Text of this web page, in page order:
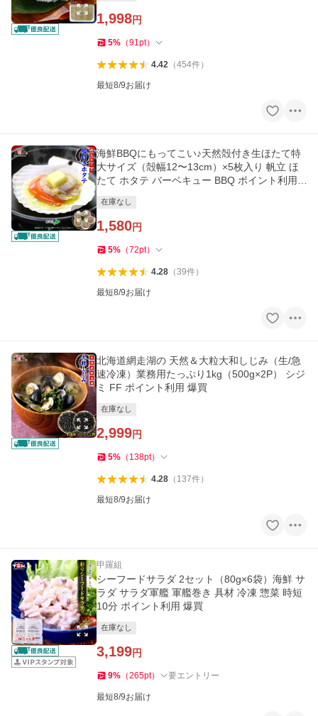
1,998円
5% （91pt）
4.42（454件）
最短8/9お届け
海鮮BBQにもってこい♪天然殻付き生ほたて特
大サイズ（殻幅12〜13cm）×5枚入り 帆立 ほ
たて ホタテ バーベキュー BBQ ポイント利用
在庫なし
1,580円
5% （72pt）
4.28（39件）
最短8/9お届け
北海道網走湖の 天然＆大粒大和しじみ（生/急
速冷凍）業務用たっぷり1kg（500g×2P） シジ
ミ FF ポイント利用 爆買
在庫なし
2,999円
5% （ 138pt）
4.28（ 137件）
最短8/9お届け
甲羅組
シーフードサラダ 2セット（80g×6袋）海鮮 サ
ラダ サラダ軍艦 軍艦巻き 具材 冷凍 惣菜 時短
10分 ポイント利用 爆買
在庫なし
3,199円
9% （265pt） 要エントリー
最短8/9お届け